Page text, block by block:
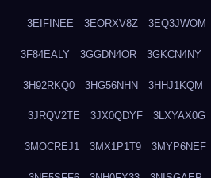
3EIFINEE 3EORXV8Z 3EQ3JWOM
3F84EALY 3GGDN4OR 3GKCN4NY
3H92RKQ0 3HG56NHN 3HHJ1KQM
3JRQV2TE 3JX0QDYF 3LXYAX0G
3MOCREJ1 3MX1P1T9 3MYP6NEF